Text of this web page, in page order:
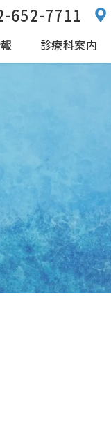
652-7711
診療科案内